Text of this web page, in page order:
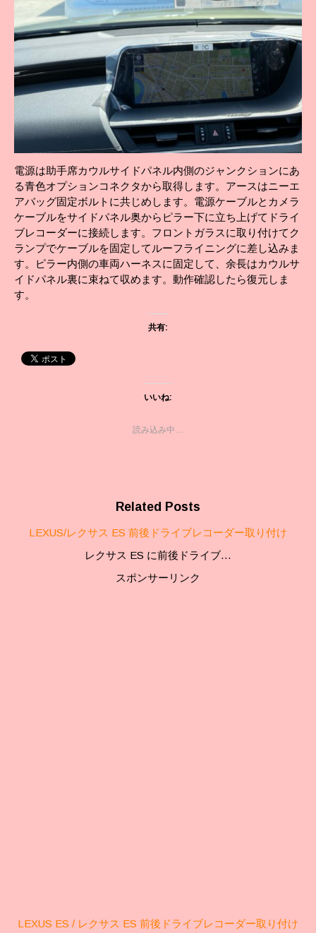
電源は助手席カウルサイドパネル内側のジャンクションにあ
る青色オプションコネクタから取得します。アースはニーエ
アバッグ固定ボルトに共じめします。電源ケーブルとカメラ
ケーブルをサイドパネル奥からピラー下に立ち上げてドライ
ブレコーダーに接続します。フロントガラスに取り付けてク
ランプでケーブルを固定してルーフライニングに差し込みま
す。ピラー内側の車両ハーネスに固定して、余長はカウルサ
イドパネル裏に束ねて収めます。動作確認したら復元しま
す。
共有:
いいね:
読み込み中…
Related Posts
LEXUS/レクサス ES 前後ドライブレコーダー取り付け
レクサス ES に前後ドライブ…
スポンサーリンク
LEXUS ES / レクサス ES 前後ドライブレコーダー取り付け